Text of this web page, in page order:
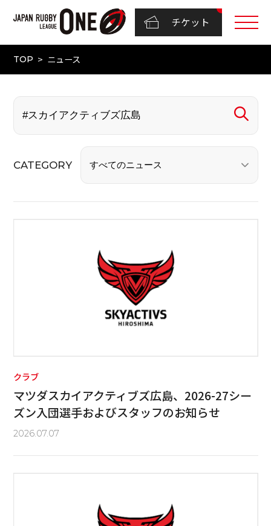
チケット
TOP ニュース
CATEGORY
クラブ
マツダスカイアクティブズ広島、2026-27シー
ズン入団選手およびスタッフのお知らせ
2026.07.07